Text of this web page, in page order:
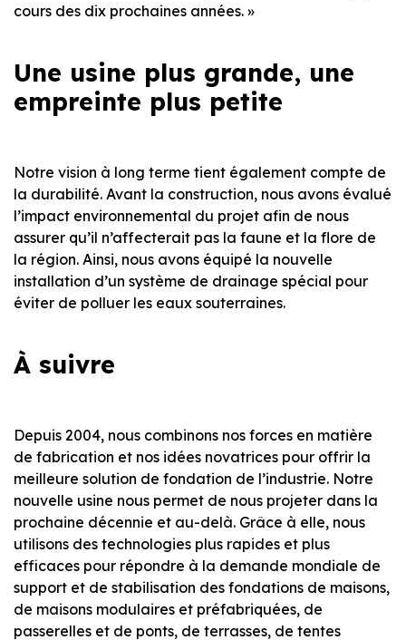
cours des dix prochaines années. »
Une usine plus grande, une
empreinte plus petite
Notre vision à long terme tient également compte de
la durabilité. Avant la construction, nous avons évalué
l’impact environnemental du projet afin de nous
assurer qu’il n’affecterait pas la faune et la flore de
la région. Ainsi, nous avons équipé la nouvelle
installation d’un système de drainage spécial pour
éviter de polluer les eaux souterraines.
À suivre
Depuis 2004, nous combinons nos forces en matière
de fabrication et nos idées novatrices pour offrir la
meilleure solution de fondation de l’industrie. Notre
nouvelle usine nous permet de nous projeter dans la
prochaine décennie et au-delà. Grâce à elle, nous
utilisons des technologies plus rapides et plus
efficaces pour répondre à la demande mondiale de
support et de stabilisation des fondations de maisons,
de maisons modulaires et préfabriquées, de
passerelles et de ponts, de terrasses, de tentes